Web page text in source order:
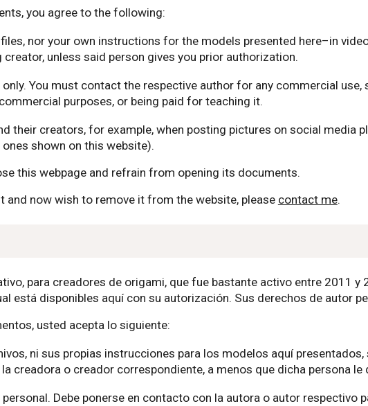
you agree to the following:
nor your own instructions for the models presented here–in
unless said person gives you prior authorization.
You must contact the respective author for any commercial
purposes, or being paid for teaching it.
their creators, for example, when posting pictures on social media
shown on this website).
this webpage and refrain from opening its documents.
and now wish to remove it from the website, please contact me.
para creadores de origami, que fue bastante activo entre 2011 y
está disponibles aquí con su autorización. Sus derechos de autor
usted acepta lo siguiente:
ni sus propias instrucciones para los modelos aquí
creadora o creador correspondiente, a menos que dicha persona
Debe ponerse en contacto con la autora o autor respectivo